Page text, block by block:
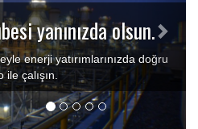
yanınızda olsun.
enerji yatırımlarınızda doğru
çalışın.